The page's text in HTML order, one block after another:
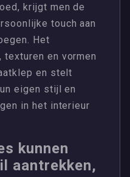
krijgt men de
touch aan
Het
texturen en vormen
en stelt
eigen stijl en
in het interieur
kunnen
aantrekken,